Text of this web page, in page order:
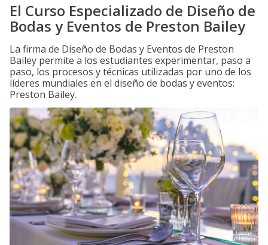
El Curso Especializado de Diseño de
Bodas y Eventos de Preston Bailey
La firma de Diseño de Bodas y Eventos de Preston
Bailey permite a los estudiantes experimentar, paso a
paso, los procesos y técnicas utilizadas por uno de los
líderes mundiales en el diseño de bodas y eventos:
Preston Bailey.